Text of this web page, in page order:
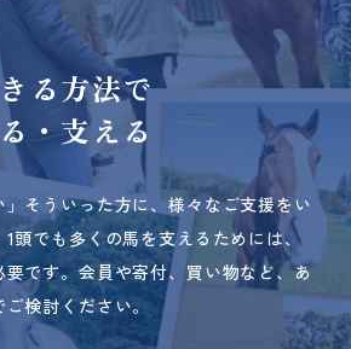
る方法で
・支える
そういった方に、様々なご支援をい
1頭でも多くの馬を支えるためには、
です。 会員や寄付、買い物など、あ
検討ください。